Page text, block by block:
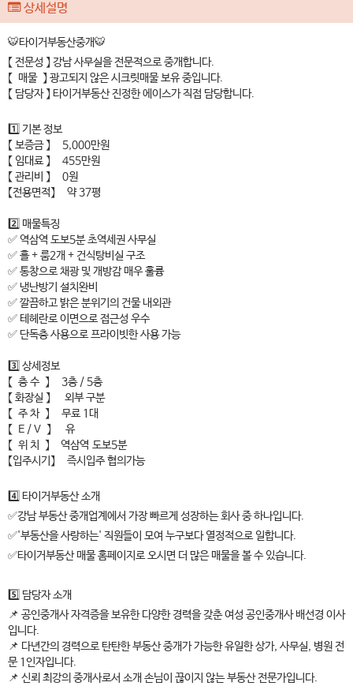
상세설명
🐯타이거부동산중개🐯
【 전문성 】 강남 사무실을 전문적으로 중개합니다.
【 매물 】 광고되지 않은 시크릿매물 보유 중입니다.
【 담당자 】 타이거부동산 진정한 에이스가 직접 담당합니다.
1️⃣ 기본 정보
【 보증금 】 5,000만원
【 임대료 】 455만원
【 관리비 】 0원
【전용면적】 약 37평
2️⃣ 매물특징
✅ 역삼역 도보5분 초역세권 사무실
✅ 홀 + 룸2개 + 건식탕비실 구조
✅ 통창으로 채광 및 개방감 매우 훌륭
✅ 냉난방기 설치완비
✅ 깔끔하고 밝은 분위기의 건물 내외관
✅ 테헤란로 이면으로 접근성 우수
✅ 단독층 사용으로 프라이빗한 사용 가능
3️⃣ 상세정보
【 층 수 】 3층 / 5층
【 화장실 】 외부 구분
【 주 차 】 무료 1대
【 E / V 】 유
【 위 치 】 역삼역 도보5분
【입주시기】 즉시입주 협의가능
4️⃣ 타이거부동산 소개
✅강남 부동산 중개업계에서 가장 빠르게 성장하는 회사 중 하나입니다.
✅'부동산을 사랑하는' 직원들이 모여 누구보다 열정적으로 일합니다.
✅타이거부동산 매물 홈페이지로 오시면 더 많은 매물을 볼 수 있습니다.
5️⃣ 담당자 소개
📌 공인중개사 자격증을 보유한 다양한 경력을 갖춘 여성 공인중개사 배선경 이사
입니다.
📌 다년간의 경력으로 탄탄한 부동산 중개가 가능한 유일한 상가, 사무실, 병원 전
문 1인자입니다.
📌 신뢰 최강의 중개사로서 소개 손님이 끊이지 않는 부동산 전문가입니다.